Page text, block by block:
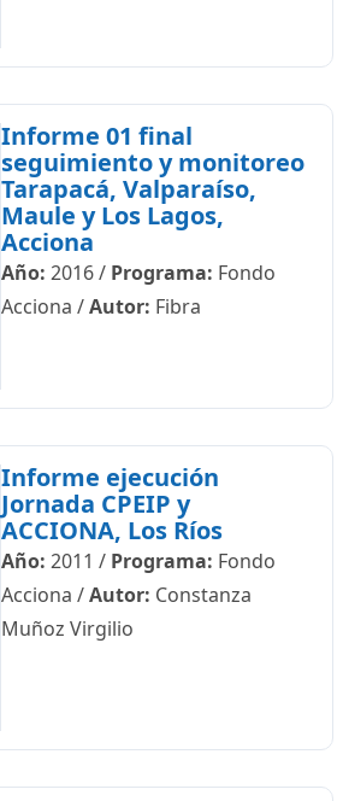
Informe 01 final
seguimiento y monitoreo
Tarapacá, Valparaíso,
Maule y Los Lagos,
Acciona
Año: 2016/ Programa: Fondo
Acciona /Autor: Fibra
Informe ejecución
Jornada CPEIP y
ACCIONA, Los Ríos
Año: 2011 / Programa: Fondo
Acciona /Autor: Constanza
Muñoz Virgilio